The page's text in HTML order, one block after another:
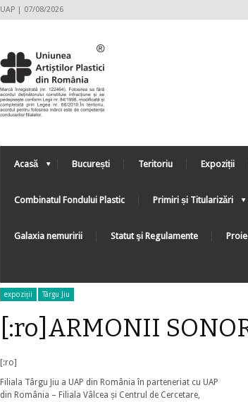
UAP | 07/08/2026
Acasă București Teritoriu Expoziții
Combinatul Fondului Plastic Primiri și Titularizări
Galaxia nemuririi Statut şi Regulamente
expoziții Târgu Jiu
[:ro]ARMONII
[:ro]
Filiala Târgu Jiu a UAP din România în parteneriat cu UAP
din România – Filiala Vâlcea și Centrul de Cercetare,